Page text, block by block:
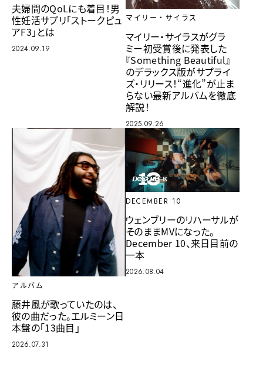
夫婦間のQoLにも着目！男
性妊活サプリ「ストークピュ
アF3」とは
2024.09.19
マイリー・サイラス
マイリー・サイラスがグラ
ミー初受賞後に発表した
『Something Beautiful』
のデラックス版がサプライ
ズ・リリース！“進化”が止ま
らない最新アルバムを徹底
解説！
2025.09.26
アルバム
藤井風が歌っていたのは、
彼の曲だった。エルミーン日
本盤の「13曲目」
2026.07.31
DECEMBER 10
ウェンブリーのリハーサルが
そのままMVになった。
December 10、来日目前の
一本
2026.08.04